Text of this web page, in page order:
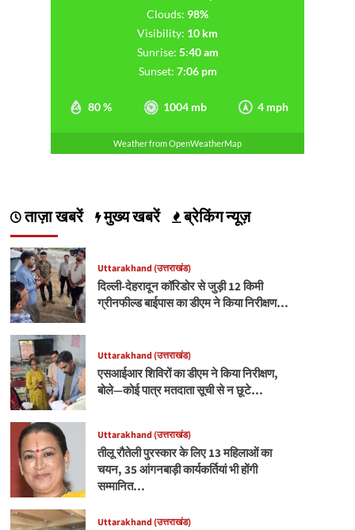
80 % 1004 mb 4 mph
Clouds: 98%
Visibility: 10 km
Sunrise: 5:40 am
Sunset: 7:06 pm
Weather from OpenWeatherMap
ताज़ा खबरें मुख्य खबरें ब्रेकिंग न्यूज़
Uttarakhand (उत्तराखंड)
दिल्ली-देहरादून कॉरिडोर से जुड़ी 12 किमी
ग्रीनफील्ड बाईपास का डीएम ने किया निरीक्षण…
Uttarakhand (उत्तराखंड)
एसआईआर शिविरों का डीएम ने किया निरीक्षण,
बोले—कोई पात्र मतदाता सूची से न छूटे…
Uttarakhand (उत्तराखंड)
तीलू रौतेली पुरस्कार के लिए 13 महिलाओं का
चयन, 35 आंगनबाड़ी कार्यकर्तियां भी होंगी
सम्मानित…
Uttarakhand (उत्तराखंड)